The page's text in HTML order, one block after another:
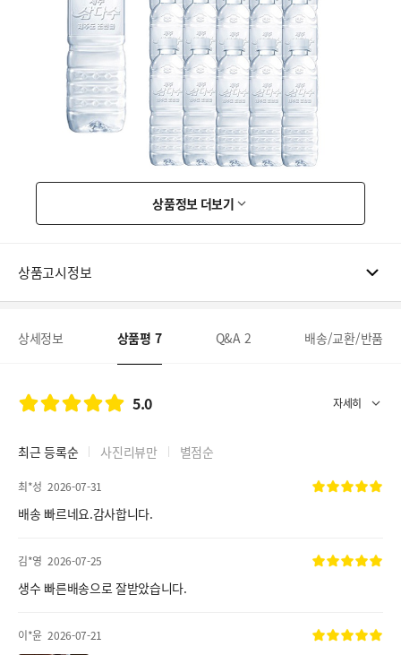
상품정보 더보기
상품고시정보
상세정보 상품평 7 Q&A 2 배송/교환/반품
5.0
최근 등록순 사진리뷰만 별점순
최*성 2026-07-31
배송 빠르네요.감사합니다.
김*영 2026-07-25
생수 빠른배송으로 잘받았습니다.
이*윤 2026-07-21